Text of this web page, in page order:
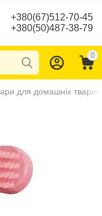
+380(67)512-70-45
+380(50)487-38-79
0
для домашніх тварин